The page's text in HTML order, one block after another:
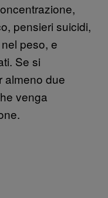
pensieri suicidi,
peso, e
Se si
almeno due
venga